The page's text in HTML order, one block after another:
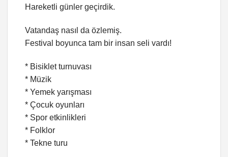
Hareketli günler geçirdik.
Vatandaş nasıl da özlemiş.
Festival boyunca tam bir insan seli vardı!
* Bisiklet turnuvası
* Müzik
* Yemek yarışması
* Çocuk oyunları
* Spor etkinlikleri
* Folklor
* Tekne turu